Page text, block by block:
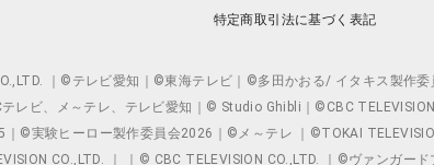
特定商取引法に基づく表記
｜©テレビ愛知｜©東海テレビ｜©多田かおる/ イタキス製作
レビ、メ～テレ、テレビ愛知｜© Studio Ghibli｜©CBC
©実験ヒーロー製作委員会2026｜©メ～テレ ｜©TOKAI
CO.,LTD. ｜ ｜© CBC TELEVISION CO.,LTD. ｜©ヴァンガ